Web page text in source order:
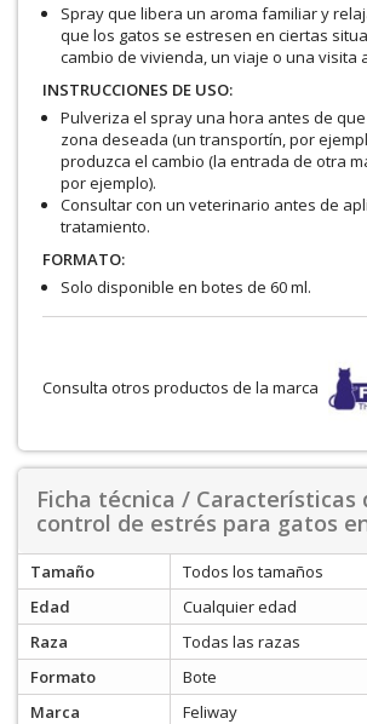
Spray que libera un aroma familiar y
que los gatos se estresen en ciertas
cambio de vivienda, un viaje o una visita
INSTRUCCIONES DE USO:
Pulveriza el spray una hora antes de
zona deseada (un transportín, por
produzca el cambio (la entrada de otra
por ejemplo).
Consultar con un veterinario antes de
tratamiento.
FORMATO:
Solo disponible en botes de 60 ml.
Consulta otros productos de la marca
Ficha técnica / Características
control de estrés para gatos
Tamaño
Todos los tamaños
Edad
Cualquier edad
Raza
Todas las razas
Formato
Bote
Marca
Feliway